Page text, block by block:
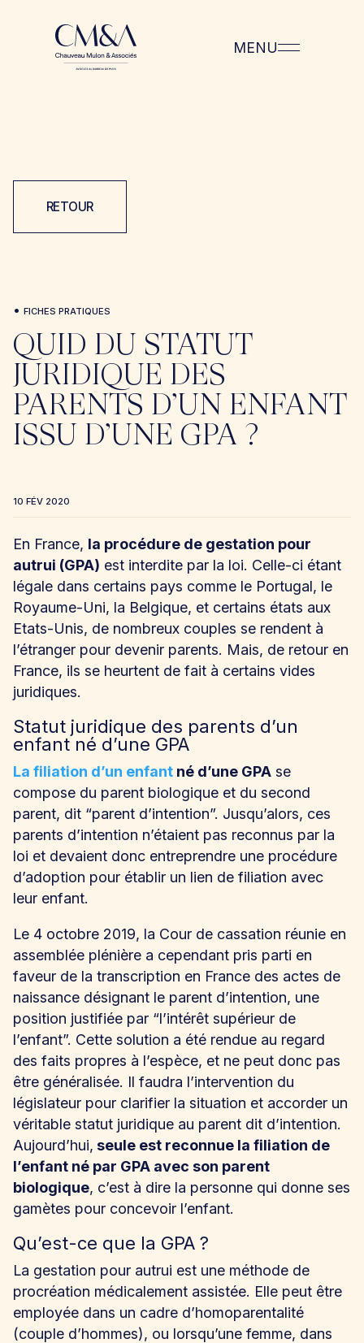
MENU
RETOUR
• FICHES PRATIQUES
QUID DU STATUT
JURIDIQUE DES
PARENTS D’UN ENFANT
ISSU D’UNE GPA ?
10 FÉV 2020
En France, la procédure de gestation pour
autrui (GPA) est interdite par la loi. Celle-ci étant
légale dans certains pays comme le Portugal, le
Royaume-Uni, la Belgique, et certains états aux
Etats-Unis, de nombreux couples se rendent à
l’étranger pour devenir parents. Mais, de retour en
France, ils se heurtent de fait à certains vides
juridiques.
Statut juridique des parents d’un
enfant né d’une GPA
La filiation d’un enfantné d’une GPAse
compose du parent biologique et du second
parent, dit “parent d’intention”. Jusqu’alors, ces
parents d’intention n’étaient pas reconnus par la
loi et devaient donc entreprendre une procédure
d’adoption pour établir un lien de filiation avec
leur enfant.
Le 4 octobre 2019, la Cour de cassation réunie en
assemblée plénière a cependant pris parti en
faveur de la transcription en France des actes de
naissance désignant le parent d’intention, une
position justifiée par “l’intérêt supérieur de
l’enfant”. Cette solution a été rendue au regard
des faits propres à l’espèce, et ne peut donc pas
être généralisée. Il faudra l’intervention du
législateur pour clarifier la situation et accorder un
véritable statut juridique au parent dit d’intention.
Aujourd’hui, seule est reconnue la filiation de
l’enfant né par GPA avec son parent
biologique, c’est à dire la personne qui donne ses
gamètes pour concevoir l’enfant.
Qu’est-ce que la GPA ?
La gestation pour autrui est une méthode de
procréation médicalement assistée. Elle peut être
employée dans un cadre d’homoparentalité
(couple d’hommes), ou lorsqu’une femme, dans